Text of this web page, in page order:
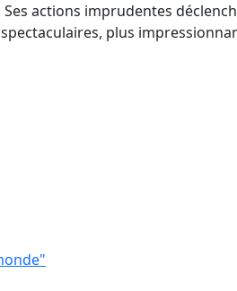
actions imprudentes
plus